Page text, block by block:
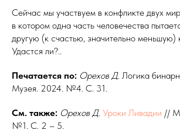
Сейчас мы участвуем в конфликте двух
в котором одна часть человечества
другую (к счастью, значительно
Удастся ли?..
Печатается по: Орехов Д. Логика
Музея. 2024. №4. С. 31.
См. также: Орехов Д. Уроки Ливадии //
№1. С. 2 – 5.